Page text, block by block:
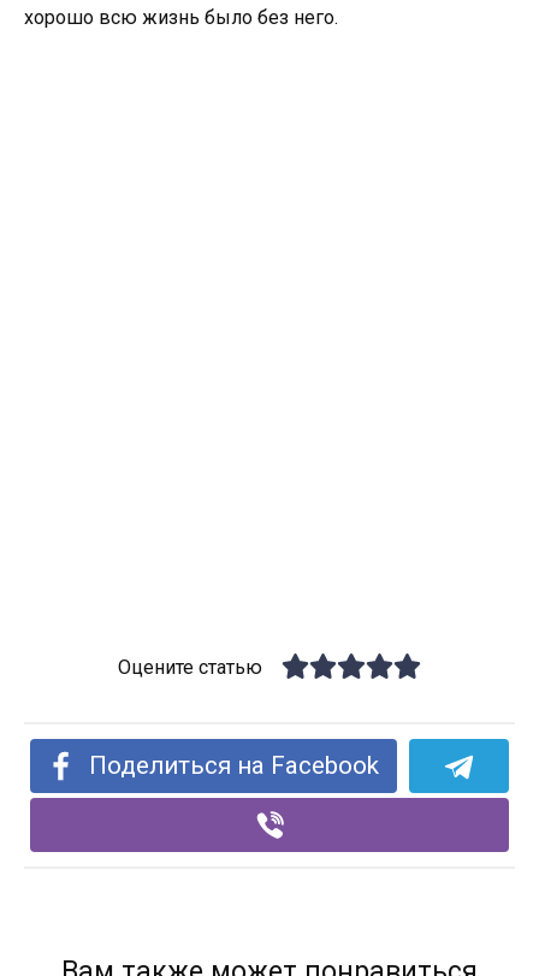
хорошо всю жизнь было без него.
Оцените статью
Поделиться на Facebook